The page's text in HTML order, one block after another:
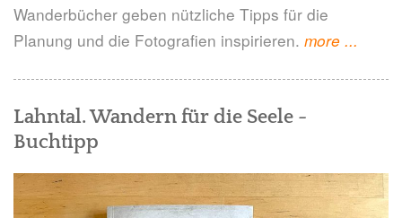
Wanderbücher geben nützliche Tipps für die
Planung und die Fotografien inspirieren. more ...
Lahntal. Wandern für die Seele -
Buchtipp